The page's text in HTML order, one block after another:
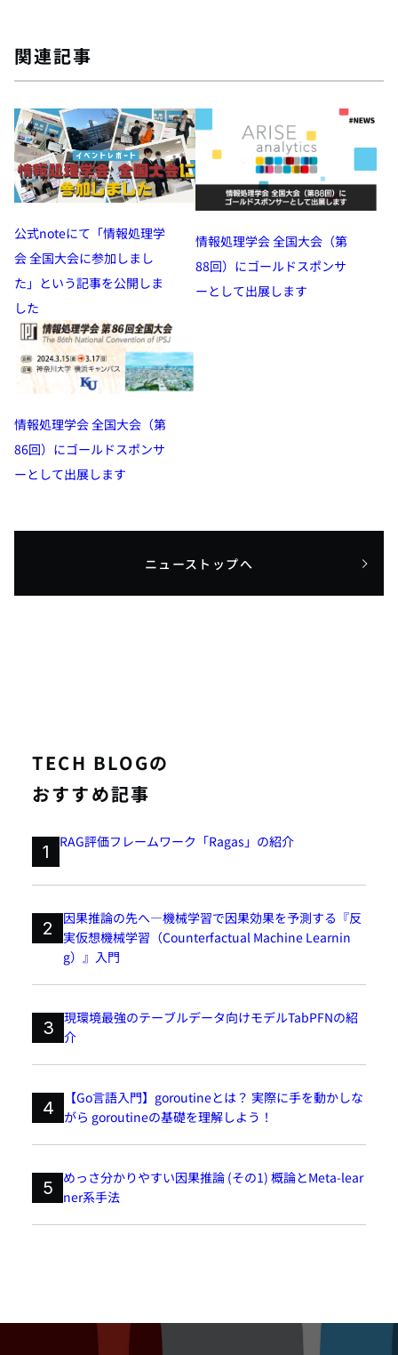
関連記事
公式noteにて「情報処理学
会 全国大会に参加しまし
た」という記事を公開しま
した
情報処理学会 全国大会（第
88回）にゴールドスポンサ
ーとして出展します
情報処理学会 全国大会（第
86回）にゴールドスポンサ
ーとして出展します
ニューストップへ
TECH BLOGの
おすすめ記事
1 RAG評価フレームワーク「Ragas」の紹介
2
因果推論の先へ―機械学習で因果効果を予測する『反
実仮想機械学習（Counterfactual Machine Learnin
g）』入門
3 現環境最強のテーブルデータ向けモデルTabPFNの紹
介
4
【Go言語入門】goroutineとは？ 実際に手を動かしな
がら goroutineの基礎を理解しよう！
5
めっさ分かりやすい因果推論 (その1) 概論とMeta-lear
ner系手法